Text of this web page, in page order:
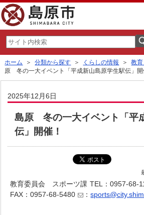
ホーム ＞分類から探す ＞ くらしの情報 ＞教
原 冬の一大イベント「平成新山島原学生駅伝」開
2025年12月6日
島原 冬の一大イベント「平
伝」開催！
教育委員会 スポーツ課 TEL：0957-68-
FAX：0957-68-5480
：